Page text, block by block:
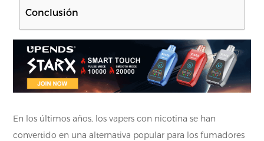
Conclusión
En los últimos años, los vapers con nicotina se han
convertido en una alternativa popular para los fumadores